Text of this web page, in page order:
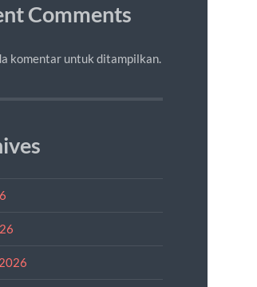
Comments
komentar untuk ditampilkan.